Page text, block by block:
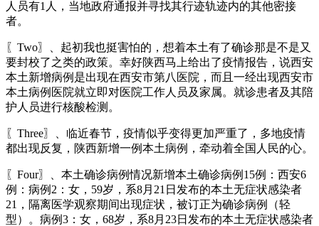
人员有1人，当地政府通报并寻找其行迹轨迹内的其他密接
者。
〖Two〗、起初我也挺害怕的，想着本土有了确诊那是不是又
要封校了之类的政策。幸好陕西马上给出了疫情报告，说西安
本土新增病例是出现在西安市第八医院，而且一经出现西安市
本土病例医院就立即对医院工作人员及家属。就诊患者及其陪
护人员进行核酸检测。
〖Three〗、临近春节，疫情似乎变得更加严重了，多地疫情
都出现反复，陕西新增一例本土病例，牵动着全国人民的心。
〖Four〗、本土确诊病例情况新增本土确诊病例15例：西安6
例：病例2：女，59岁，系8月21日发布的本土无症状感染者
21，隔离医学观察期间出现症状，被订正为确诊病例（轻
型）。病例3：女，68岁，系8月23日发布的本土无症状感染者